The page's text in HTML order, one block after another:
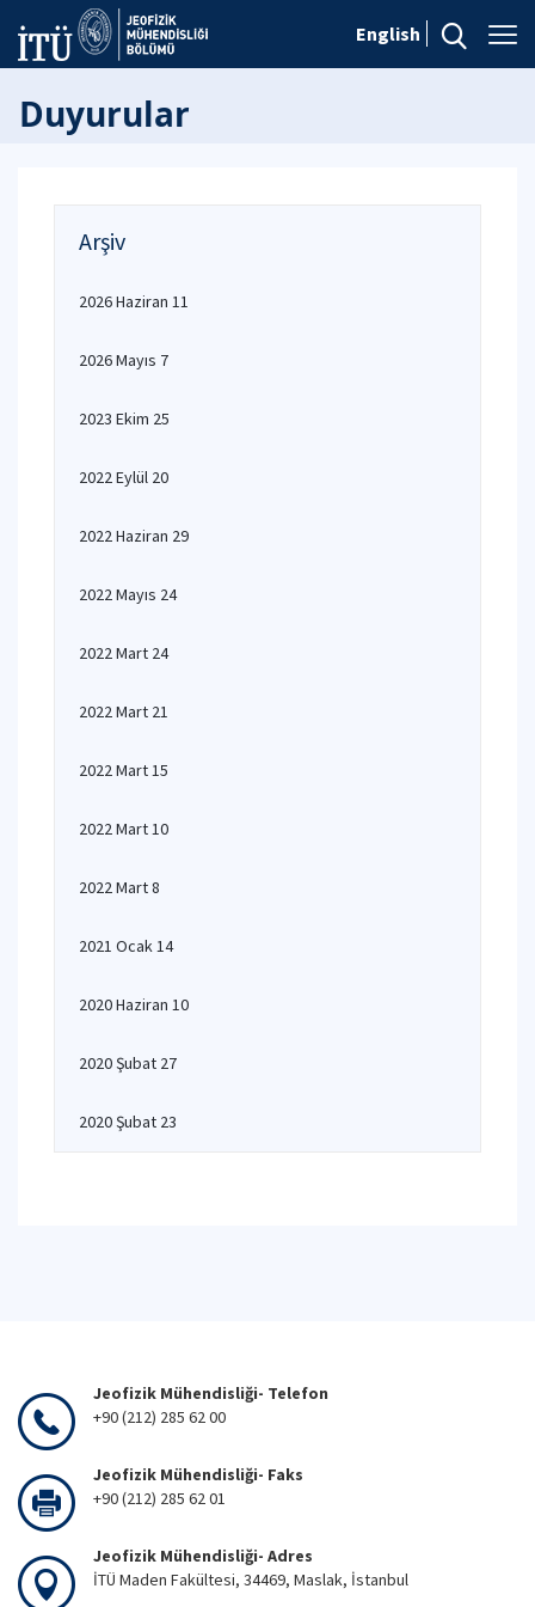
English
Duyurular
Arşiv
2026 Haziran 11
2026 Mayıs 7
2023 Ekim 25
2022 Eylül 20
2022 Haziran 29
2022 Mayıs 24
2022 Mart 24
2022 Mart 21
2022 Mart 15
2022 Mart 10
2022 Mart 8
2021 Ocak 14
2020 Haziran 10
2020 Şubat 27
2020 Şubat 23
Jeofizik Mühendisliği- Telefon
+90 (212) 285 62 00
Jeofizik Mühendisliği- Faks
+90 (212) 285 62 01
Jeofizik Mühendisliği- Adres
İTÜ Maden Fakültesi, 34469, Maslak, İstanbul